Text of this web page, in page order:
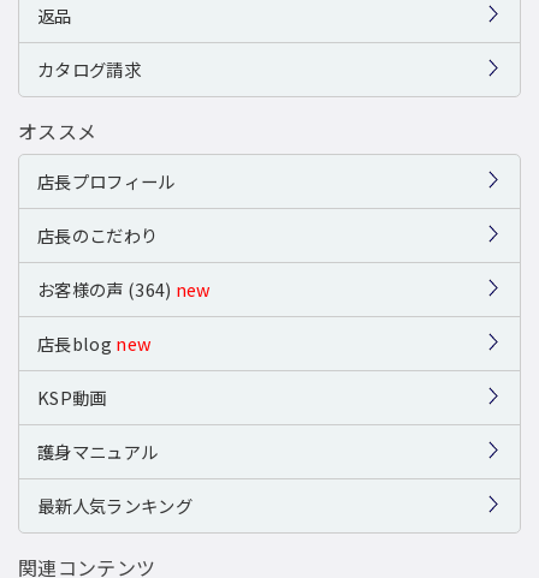
返品
カタログ請求
オススメ
店長プロフィール
店長のこだわり
お客様の声 (364) new
店長blog new
KSP動画
護身マニュアル
最新人気ランキング
関連コンテンツ